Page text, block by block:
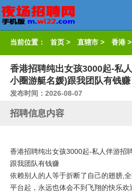
当前位置： 首页 > 直辖市 > 香港 >
香港招聘纯出女孩3000起-私
小圈游艇名媛)跟我团队有钱赚
发布时间：2026-08-07
招聘信息内容
香港招聘纯出女孩3000起-私人伴游招
跟我团队有钱赚
依赖别人的人等于折断了自己的翅膀,
平台起，永远也体会不到飞翔的快乐